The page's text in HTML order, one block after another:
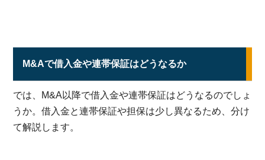
M&Aで借入金や連帯保証はどうなるか
では、M&A以降で借入金や連帯保証はどうなるのでしょ
うか。借入金と連帯保証や担保は少し異なるため、分け
て解説します。